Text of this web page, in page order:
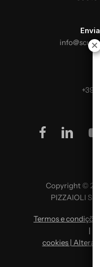
+39
facebook
linkedin
Copyright ©
PIZZAIOLI
Termos e condições
cookies | Alterar